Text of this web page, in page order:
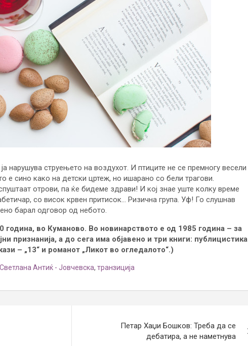
нарушува струењето на воздухот. И птиците не се премногу весели
е сино како на детски цртеж, но ишарано со бели трагови.
отрови, па ќе бидеме здрави! И кој знае уште колку време
со висок крвен притисок… Ризична група. Уф! Го слушнав
барал одговор од небото.
година, во Куманово. Во новинарството е од 1985 година – за
признанија, а до сега има објавено и три книги: публицистика
– „13“ и романот „Ликот во огледалото“.)
Светлана Антиќ - Јовчевска, транзиција
Петар Хаџи Бошков: Треба да се
дебатира, а не наметнува